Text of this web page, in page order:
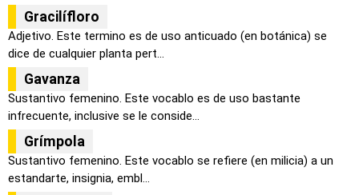
Gracilífloro
Adjetivo. Este termino es de uso anticuado (en botánica) se
dice de cualquier planta pert...
Gavanza
Sustantivo femenino. Este vocablo es de uso bastante
infrecuente, inclusive se le conside...
Grímpola
Sustantivo femenino. Este vocablo se refiere (en milicia) a un
estandarte, insignia, embl...